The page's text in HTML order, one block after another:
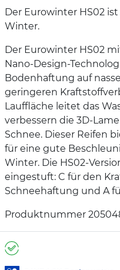
Der Eurowinter HS02
Winter.
Der Eurowinter HS02
Nano-Design-
Bodenhaftung auf
geringeren
Lauffläche leitet das
verbessern die 3D-
Schnee. Dieser Reifen
für eine gute
Winter. Die HS02-
eingestuft: C für den
Schneehaftung und A
Produktnummer